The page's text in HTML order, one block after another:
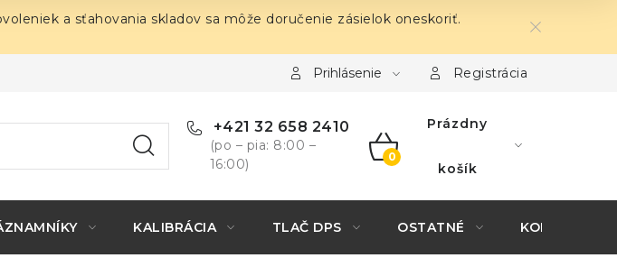
a sťahovania skladov sa môže doručenie zásielok oneskoriť.
Prihlásenie Registrácia
+421 32 658 2410
(po – pia: 8:00 –
16:00)
NÁKUPNÝ
Prázdny
košík
KALIBRÁCIA TLAČ DPS OSTATNÉ KONTAKTY